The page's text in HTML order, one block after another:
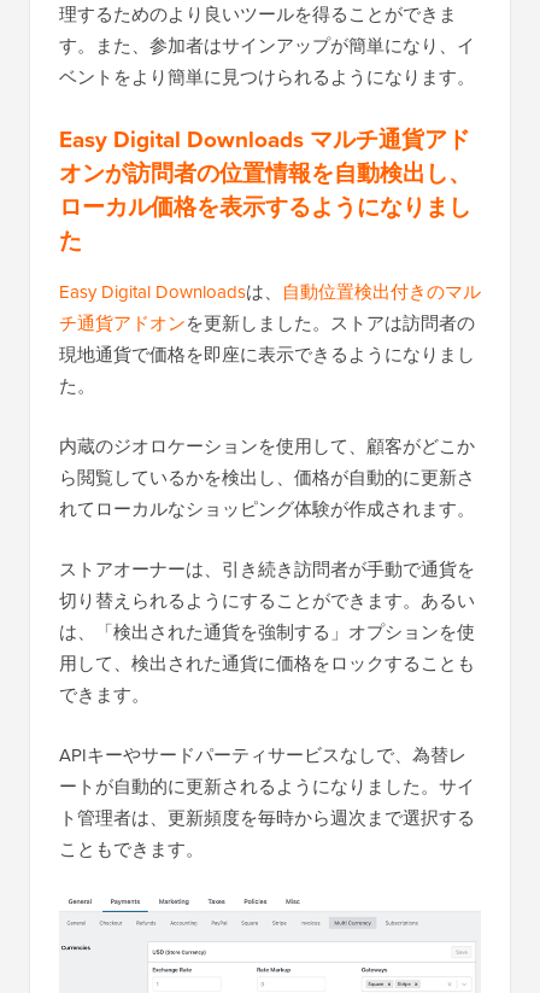
理するためのより良いツールを得ることができま
す。また、参加者はサインアップが簡単になり、イ
ベントをより簡単に見つけられるようになります。
Easy Digital Downloads マルチ通貨アド
オンが訪問者の位置情報を自動検出し、
ローカル価格を表示するようになりまし
た
Easy Digital Downloadsは、 自動位置検出付きのマル
チ通貨アドオンを更新しました。ストアは訪問者の
現地通貨で価格を即座に表示できるようになりまし
た。
内蔵のジオロケーションを使用して、顧客がどこか
ら閲覧しているかを検出し、価格が自動的に更新さ
れてローカルなショッピング体験が作成されます。
ストアオーナーは、引き続き訪問者が手動で通貨を
切り替えられるようにすることができます。あるい
は、「検出された通貨を強制する」オプションを使
用して、検出された通貨に価格をロックすることも
できます。
APIキーやサードパーティサービスなしで、為替レ
ートが自動的に更新されるようになりました。サイ
ト管理者は、更新頻度を毎時から週次まで選択する
こともできます。